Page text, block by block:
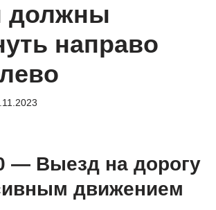
должны
направо
— Выезд на дорогу
движением